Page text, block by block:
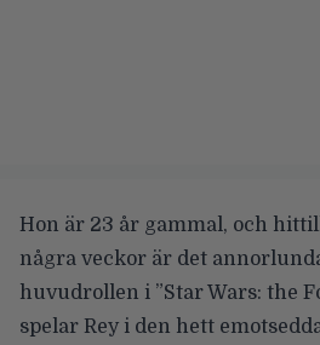
Hon är 23 år gammal, och
några veckor är det
huvudrollen i ”Star Wars: the
spelar Rey i den hett